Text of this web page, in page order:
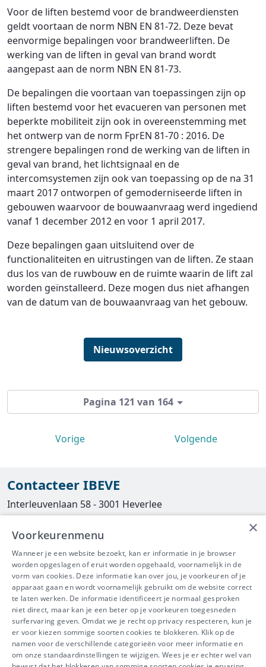
Voor de liften bestemd voor de brandweerdiensten
geldt voortaan de norm NBN EN 81-72. Deze bevat
eenvormige bepalingen voor brandweerliften. De
werking van de liften in geval van brand wordt
aangepast aan de norm NBN EN 81-73.
De bepalingen die voortaan van toepassingen zijn op
liften bestemd voor het evacueren van personen met
beperkte mobiliteit zijn ook in overeenstemming met
het ontwerp van de norm FprEN 81-70 : 2016. De
strengere bepalingen rond de werking van de liften in
geval van brand, het lichtsignaal en de
intercomsystemen zijn ook van toepassing op de na 31
maart 2017 ontworpen of gemoderniseerde liften in
gebouwen waarvoor de bouwaanvraag werd ingediend
vanaf 1 december 2012 en voor 1 april 2017.
Deze bepalingen gaan uitsluitend over de
functionaliteiten en uitrustingen van de liften. Ze staan
dus los van de ruwbouw en de ruimte waarin de lift zal
worden geïnstalleerd. Deze mogen dus niet afhangen
van de datum van de bouwaanvraag van het gebouw.
Nieuwsoverzicht
Pagina 121 van 164
Vorige Volgende
Contacteer IBEVE
Interleuvenlaan 58 - 3001 Heverlee
016/390490
info@ibeve.be
asbest@ibeve.be
Ondernemingsnummer: 0436 612 044
IBEVE maakt deel uit van Groep
×
Voorkeurenmenu
Wanneer je een website bezoekt, kan er informatie in je browser
worden opgeslagen of eruit worden opgehaald, voornamelijk in de
vorm van cookies. Deze informatie kan over jou, je voorkeuren of je
apparaat gaan en wordt voornamelijk gebruikt om de website correct
te laten werken. De informatie identificeert je normaal gesproken
niet direct, maar kan je een beter op je voorkeuren toegesneden
surfervaring geven. Omdat we je recht op privacy respecteren, kun je
er voor kiezen sommige soorten cookies te blokkeren. Klik op de
namen voor de verschillende categorieën voor meer informatie en
om onze standaardinstellingen te wijzigen. Wees je er echter wel van